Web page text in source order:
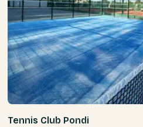
Tennis Club Pondi